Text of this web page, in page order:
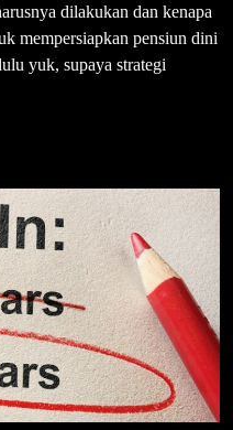
dilakukan dan kenapa
mempersiapkan pensiun dini
yuk, supaya strategi